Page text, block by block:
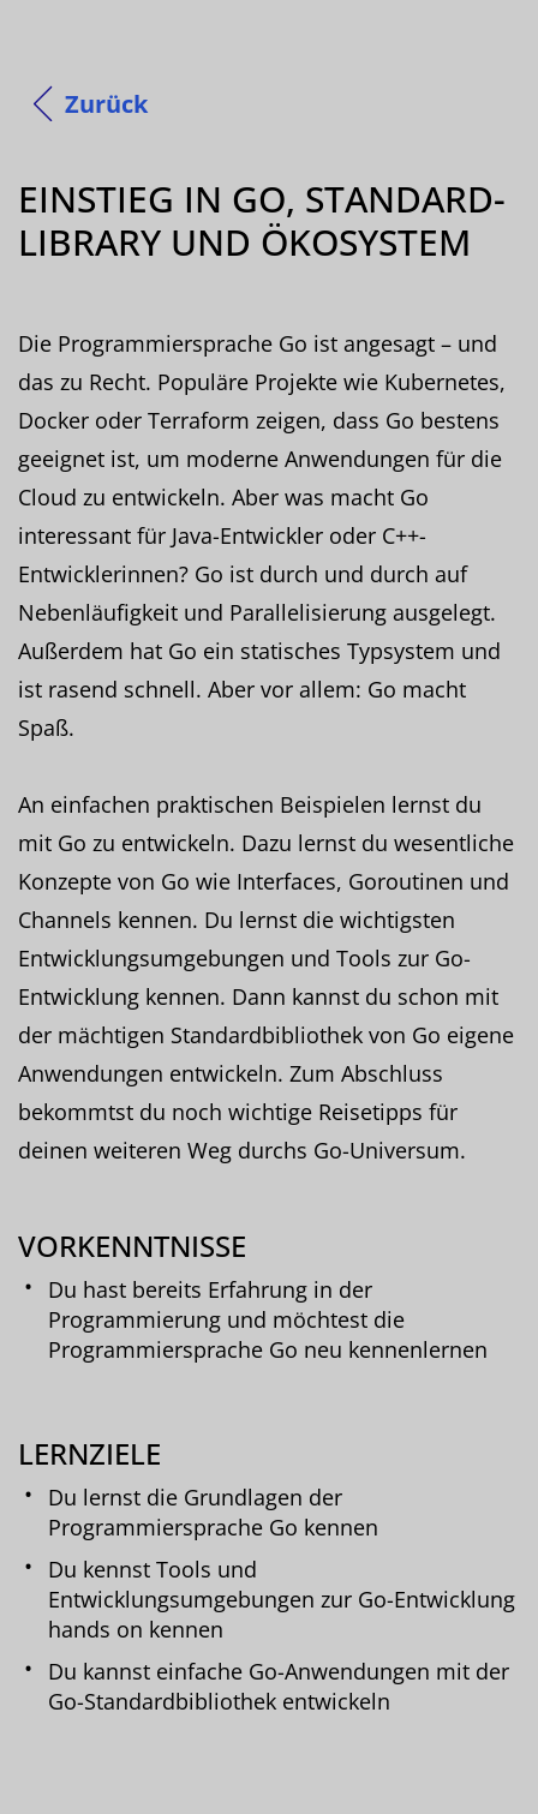
Zurück
EINSTIEG IN GO, STANDARD-
LIBRARY UND ÖKOSYSTEM
Die Programmiersprache Go ist angesagt – und
das zu Recht. Populäre Projekte wie Kubernetes,
Docker oder Terraform zeigen, dass Go bestens
geeignet ist, um moderne Anwendungen für die
Cloud zu entwickeln. Aber was macht Go
interessant für Java-Entwickler oder C++-
Entwicklerinnen? Go ist durch und durch auf
Nebenläufigkeit und Parallelisierung ausgelegt.
Außerdem hat Go ein statisches Typsystem und
ist rasend schnell. Aber vor allem: Go macht
Spaß.
An einfachen praktischen Beispielen lernst du
mit Go zu entwickeln. Dazu lernst du wesentliche
Konzepte von Go wie Interfaces, Goroutinen und
Channels kennen. Du lernst die wichtigsten
Entwicklungsumgebungen und Tools zur Go-
Entwicklung kennen. Dann kannst du schon mit
der mächtigen Standardbibliothek von Go eigene
Anwendungen entwickeln. Zum Abschluss
bekommtst du noch wichtige Reisetipps für
deinen weiteren Weg durchs Go-Universum.
VORKENNTNISSE
Du hast bereits Erfahrung in der
Programmierung und möchtest die
Programmiersprache Go neu kennenlernen
LERNZIELE
Du lernst die Grundlagen der
Programmiersprache Go kennen
Du kennst Tools und
Entwicklungsumgebungen zur Go-Entwicklung
hands on kennen
Du kannst einfache Go-Anwendungen mit der
Go-Standardbibliothek entwickeln